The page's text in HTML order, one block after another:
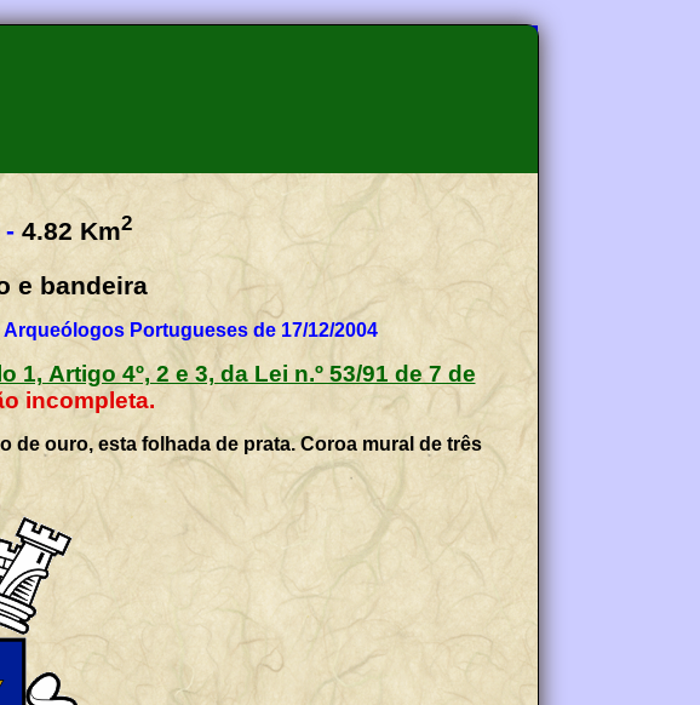
- 4.82 Km2
e bandeira
Portugueses de 17/12/2004
1, Artigo 4º, 2 e 3, da Lei n.º 53/91 de 7 de
incompleta.
de ouro, esta folhada de prata. Coroa mural de três